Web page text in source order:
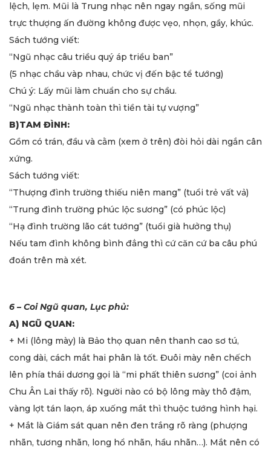
lệch, lẹm. Mũi là Trung nhạc nên ngay ngắn, sống mũi
trực thượng ấn đường không được vẹo, nhọn, gầy, khúc.
Sách tướng viết:
“Ngũ nhạc câu triều quý áp triều ban”
(5 nhạc chầu vàp nhau, chức vị đến bậc tể tướng)
Chú ý: Lấy mũi làm chuẩn cho sự chầu.
“Ngũ nhạc thành toàn thì tiền tài tự vượng”
B)TAM ĐÌNH:
Gồm có trán, đầu và cằm (xem ở trên) đòi hỏi dài ngắn cân
xứng.
Sách tướng viết:
“Thượng đình trường thiếu niên mang” (tuổi trẻ vất vả)
“Trung đình trường phúc lộc sương” (có phúc lộc)
“Hạ đình trường lão cát tướng” (tuổi già hưởng thụ)
Nếu tam đình không bình đẳng thì cứ căn cứ ba câu phú
đoán trên mà xét.
6 – Coi Ngũ quan, Lục phủ:
A) NGŨ QUAN:
+ Mi (lông mày) là Bảo thọ quan nên thanh cao sơ tú,
cong dài, cách mắt hai phân là tốt. Đuôi mày nên chếch
lên phía thái dương gọi là “mi phất thiên sương” (coi ảnh
Chu Ân Lai thấy rõ). Người nào có bộ lông mày thô đậm,
vàng lợt tán laọn, áp xuống mắt thì thuộc tướng hình hại.
+ Mắt là Giám sát quan nên đen trắng rõ ràng (phượng
nhãn, tương nhãn, long hổ nhãn, hầu nhãn…). Mắt nên có